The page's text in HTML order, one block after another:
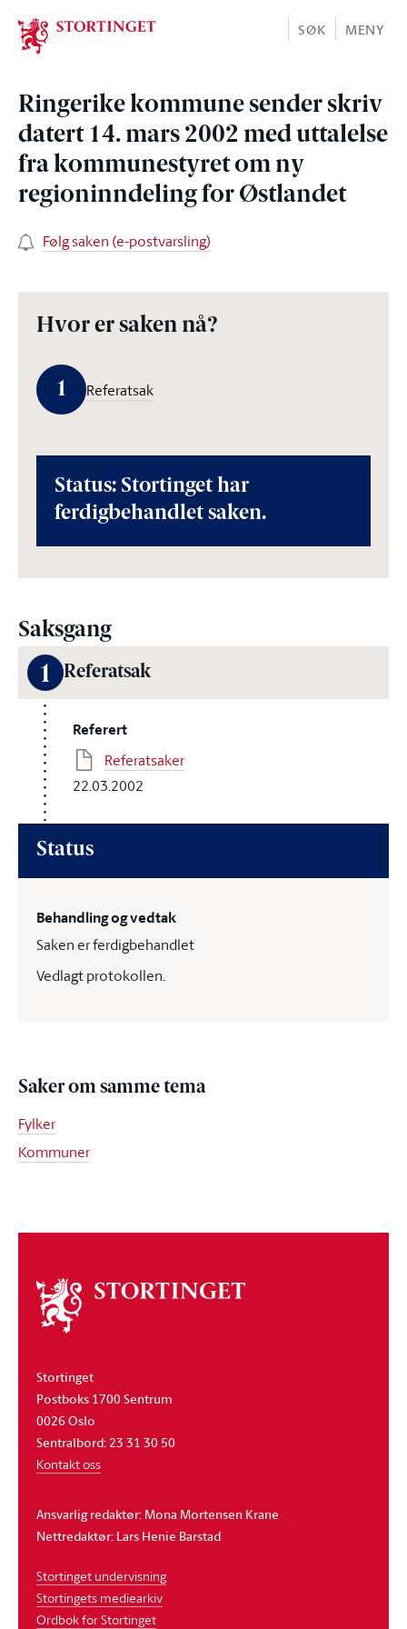
Stortinget.no
SØK MENY
Ringerike kommune sender skriv
datert 14. mars 2002 med uttalelse
fra kommunestyret om ny
regioninndeling for Østlandet
Følg saken (e-postvarsling)
Hvor er saken nå?
1 Referatsak
Status: Stortinget har
ferdigbehandlet saken.
Saksgang
1 Referatsak
Referert
Referatsaker
22.03.2002
Status
Behandling og vedtak
Saken er ferdigbehandlet
Vedlagt protokollen.
Saker om samme tema
Fylker
Kommuner
Om
stortinget
Stortinget
Postboks 1700 Sentrum
0026 Oslo
Sentralbord: 23 31 30 50
Kontakt oss
Ansvarlig redaktør: Mona Mortensen Krane
Nettredaktør: Lars Henie Barstad
Stortinget undervisning
Stortingets mediearkiv
Ordbok for Stortinget